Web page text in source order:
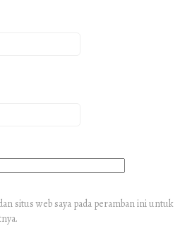
situs web saya pada peramban ini untuk